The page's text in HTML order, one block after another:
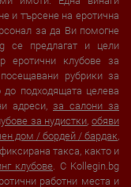
и търсене на еротична
за да Ви помогне
се предлагат и цели
еротични клубове за
рубрики за
подходящата целева
адреси, за салони за
за нудистки ,обяви
дом / бордей / бардак
такса, както и
клубове . С Kollegin.bg
работни места и